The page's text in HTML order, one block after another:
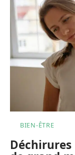
BIEN-ÊTRE